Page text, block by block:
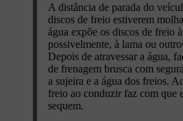
A distância de parada do
discos de freio estiverem
água expõe os discos de freio
possivelmente, à lama ou
Depois de atravessar a água,
de frenagem brusca com
a sujeira e a água dos freios.
freio ao conduzir faz com que
sequem.